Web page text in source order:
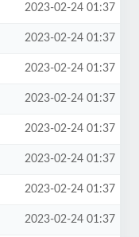
2023-02-24 01:37
2023-02-24 01:37
2023-02-24 01:37
2023-02-24 01:37
2023-02-24 01:37
2023-02-24 01:37
2023-02-24 01:37
2023-02-24 01:37